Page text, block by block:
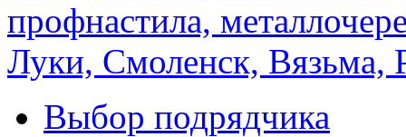
профнастила,
Луки, Смоленск, Вязьма,
Выбор подрядчика